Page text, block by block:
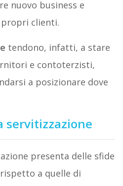
nuovo business e
clienti.
tendono, infatti, a stare
e contoterzisti,
a posizionare dove
servitizzazione
presenta delle sfide
a quelle di